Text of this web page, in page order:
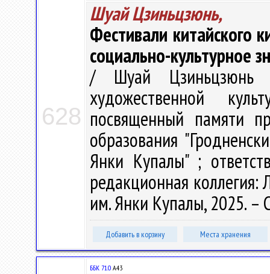
628
Шуай Цзиньцзюнь,
Фестивали китайского
социально-культурное
/ Шуай Цзиньцзюнь
художественной
посвященный памяти
образования
Янки Купалы" ;
редакционная коллегия:
им. Янки Купалы, 2025. –
Добавить в корзину Места хранения
ББК 71.0 А43